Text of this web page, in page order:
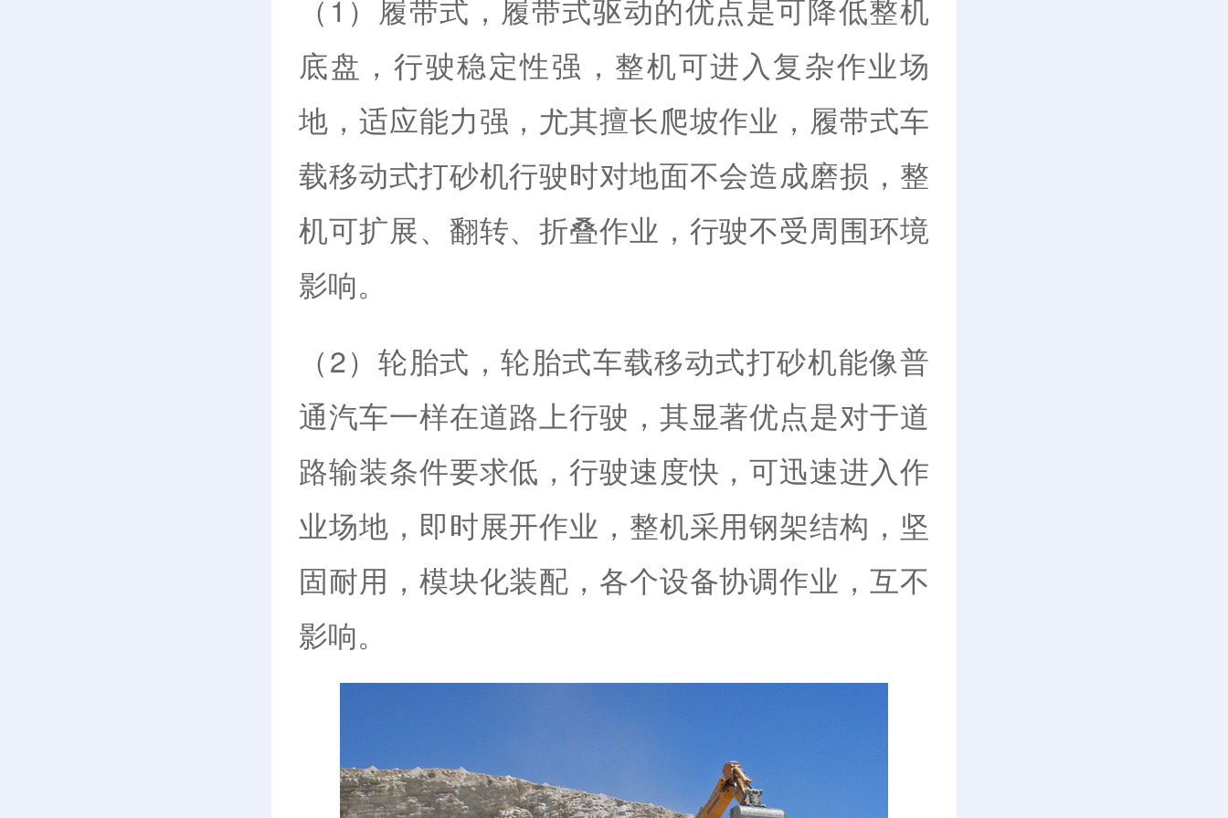
（1）履带式，履带式驱动的优点是可降低整机
底盘，行驶稳定性强，整机可进入复杂作业场
地，适应能力强，尤其擅长爬坡作业，履带式车
载移动式打砂机行驶时对地面不会造成磨损，整
机可扩展、翻转、折叠作业，行驶不受周围环境
影响。
（2）轮胎式，轮胎式车载移动式打砂机能像普
通汽车一样在道路上行驶，其显著优点是对于道
路输装条件要求低，行驶速度快，可迅速进入作
业场地，即时展开作业，整机采用钢架结构，坚
固耐用，模块化装配，各个设备协调作业，互不
影响。